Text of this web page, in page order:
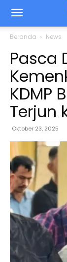
Beranda News
Pasca
KDMP
Terjun
Oktober 23, 2025